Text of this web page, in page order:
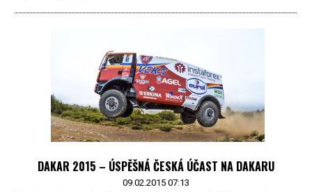
DAKAR 2015 – ÚSPĚŠNÁ ČESKÁ ÚČAST NA DAKARU
09.02.2015 07:13